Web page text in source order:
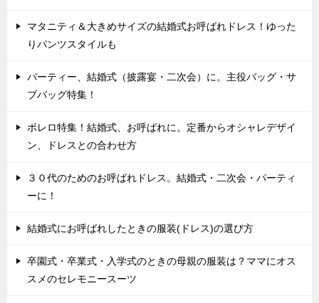
マタニティ＆大きめサイズの結婚式お呼ばれドレス！ゆった
りパンツスタイルも
パーティー、結婚式（披露宴・二次会）に。主役バッグ・サ
ブバッグ特集！
ボレロ特集！結婚式、お呼ばれに。定番からオシャレデザイ
ン、ドレスとの合わせ方
３０代のためのお呼ばれドレス。結婚式・二次会・パーティ
ーに！
結婚式にお呼ばれしたときの服装(ドレス)の選び方
卒園式・卒業式・入学式のときの母親の服装は？ママにオス
スメのセレモニースーツ